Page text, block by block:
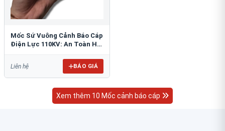
Mốc Sứ Vuông Cảnh Báo Cáp
Điện Lực 110KV: An Toàn Hệ
Liên hệ BÁO GIÁ
Xem thêm 10 Mốc cảnh báo cáp